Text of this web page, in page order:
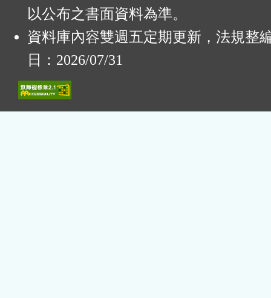
以公布之書面資料為準。
資料庫內容雙週五定期更新，法規整
日：2026/07/31